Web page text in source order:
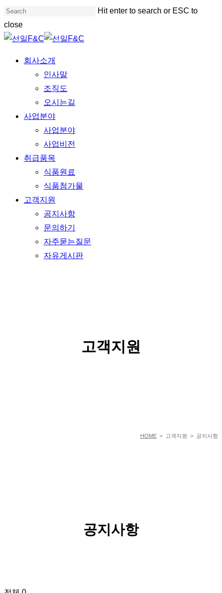
Skip
to
main
Hit enter to search or ESC to
close
Close
Menu
회사소개
인사말
조직도
오시는길
사업분야
사업분야
사업비전
취급품목
식품원료
식품첨가물
고객지원
공지사항
문의하기
자주묻는질문
자유게시판
고객지원
HOME > 고객지원 > 공지사항
공지사항